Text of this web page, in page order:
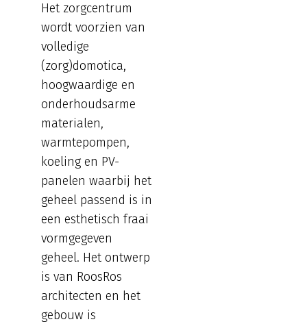
Het zorgcentrum
wordt voorzien van
volledige
(zorg)domotica,
hoogwaardige en
onderhoudsarme
materialen,
warmtepompen,
koeling en PV-
panelen waarbij het
geheel passend is in
een esthetisch fraai
vormgegeven
geheel. Het ontwerp
is van RoosRos
architecten en het
gebouw is